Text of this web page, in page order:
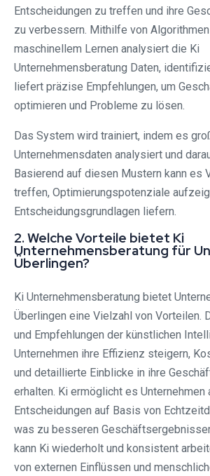
Entscheidungen zu treffen und ihre
zu verbessern. Mithilfe von Algorithmen
maschinellem Lernen analysiert die Ki
Unternehmensberatung Daten,
liefert präzise Empfehlungen, um
optimieren und Probleme zu lösen.
Das System wird trainiert, indem es
Unternehmensdaten analysiert und
Basierend auf diesen Mustern kann es
treffen, Optimierungspotenziale
Entscheidungsgrundlagen liefern.
2. Welche Vorteile bietet Ki
Unternehmensberatung für
Überlingen?
Ki Unternehmensberatung bietet
Überlingen eine Vielzahl von Vorteilen.
und Empfehlungen der künstlichen
Unternehmen ihre Effizienz steigern,
und detaillierte Einblicke in ihre
erhalten. Ki ermöglicht es Unternehmen
Entscheidungen auf Basis von
was zu besseren
kann Ki wiederholt und konsistent
von externen Einflüssen und